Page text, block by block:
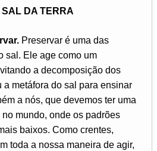
SAL DA TERRA
Preservar é uma das
sal. Ele age como um
a decomposição dos
a metáfora do sal para ensinar
a nós, que devemos ter uma
mundo, onde os padrões
baixos. Como crentes,
toda a nossa maneira de agir,